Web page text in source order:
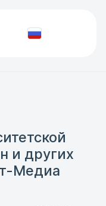
и других
Медиа